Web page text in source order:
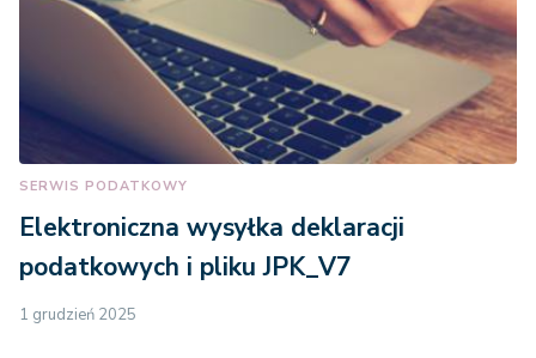
SERWIS PODATKOWY
Elektroniczna wysyłka deklaracji
podatkowych i pliku JPK_V7
1 grudzień 2025